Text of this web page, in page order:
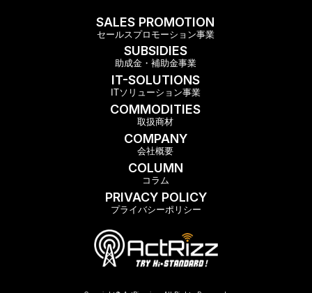
SALES PROMOTION
セールスプロモーション事業
SUBSIDIES
助成金・補助金事業
IT-SOLUTIONS
ITソリューション事業
COMMODITIES
取扱商材
COMPANY
会社概要
COLUMN
コラム
PRIVACY POLICY
プライバシーポリシー